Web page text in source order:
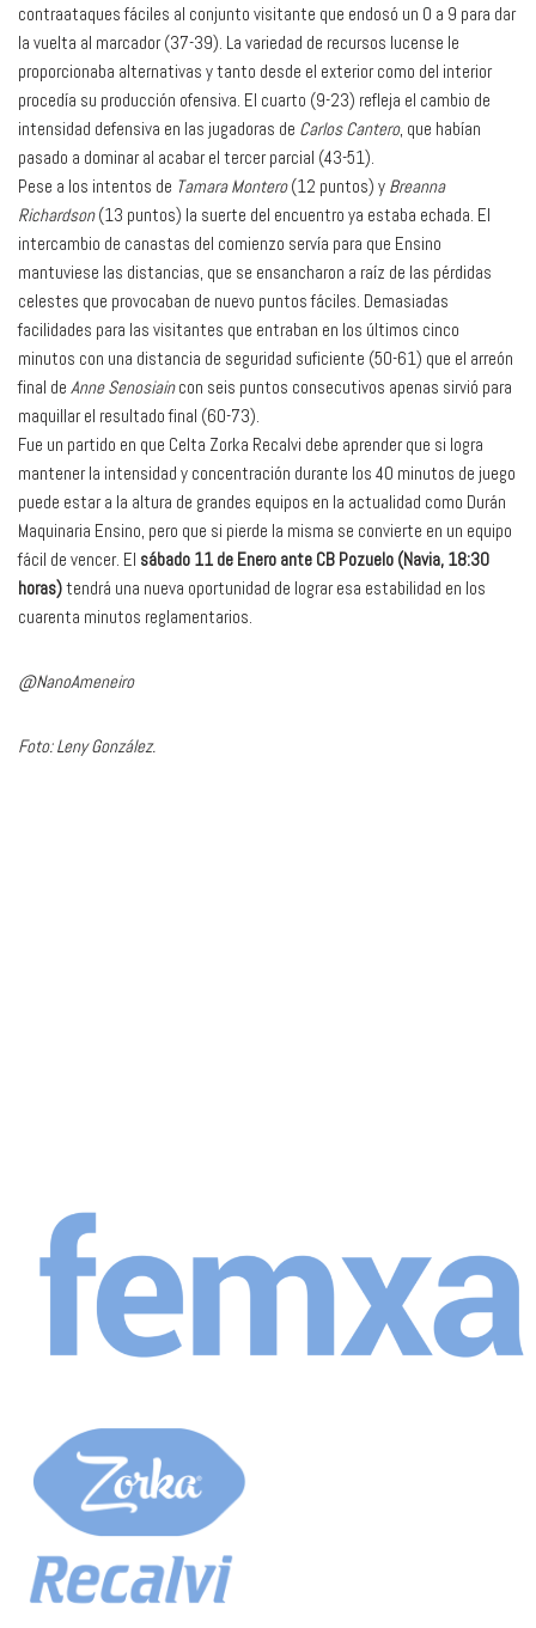
contraataques fáciles al conjunto visitante que endosó un 0 a 9 para dar
la vuelta al marcador (37-39). La variedad de recursos lucense le
proporcionaba alternativas y tanto desde el exterior como del interior
procedía su producción ofensiva. El cuarto (9-23) refleja el cambio de
intensidad defensiva en las jugadoras de Carlos Cantero, que habían
pasado a dominar al acabar el tercer parcial (43-51).
Pese a los intentos de Tamara Montero(12 puntos) y Breanna
Richardson(13 puntos) la suerte del encuentro ya estaba echada. El
intercambio de canastas del comienzo servía para que Ensino
mantuviese las distancias, que se ensancharon a raíz de las pérdidas
celestes que provocaban de nuevo puntos fáciles. Demasiadas
facilidades para las visitantes que entraban en los últimos cinco
minutos con una distancia de seguridad suficiente (50-61) que el arreón
final de Anne Senosiaincon seis puntos consecutivos apenas sirvió para
maquillar el resultado final (60-73).
Fue un partido en que Celta Zorka Recalvi debe aprender que si logra
mantener la intensidad y concentración durante los 40 minutos de juego
puede estar a la altura de grandes equipos en la actualidad como Durán
Maquinaria Ensino, pero que si pierde la misma se convierte en un equipo
fácil de vencer. El sábado 11 de Enero ante CB Pozuelo (Navia, 18:30
horas)tendrá una nueva oportunidad de lograr esa estabilidad en los
cuarenta minutos reglamentarios.
@NanoAmeneiro
Foto: Leny González.